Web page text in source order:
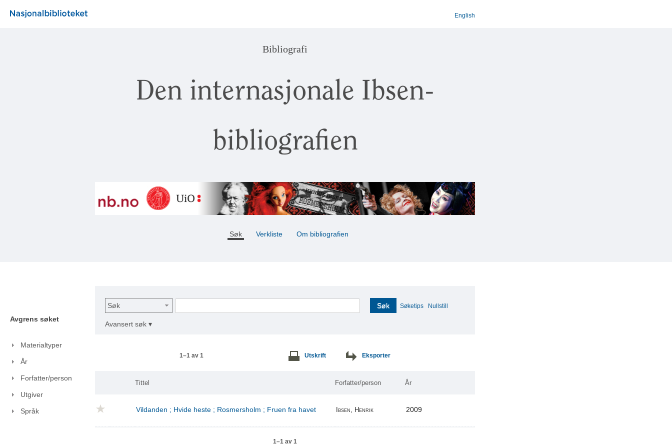
English
Bibliografi
Den internasjonale Ibsen-
bibliografien
Søk Verkliste Om bibliografien
Avgrens søket
Materialtyper
År
Forfatter/person
Utgiver
Språk
Søk Søk Søketips Nullstill
Avansert søk ▾
1–1 av 1 Utskrift Eksporter
Tittel Forfatter/person År
Vildanden ; Hvide heste ; Rosmersholm ; Fruen fra havet Ibsen, Henrik 2009
1–1 av 1